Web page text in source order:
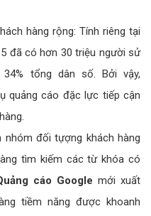
hàng rộng: Tính riêng tại
đã có hơn 30 triệu người sử
tổng dân số. Bởi vậy,
quảng cáo đặc lực tiếp cận
nhóm đối tựợng khách hàng
tìm kiếm các từ khóa có
cáo Google mới xuất
tiềm năng được khoanh